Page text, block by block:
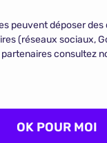
un professionnel
des experts est
parfaitement
votre argent.
souhaitez
n'êtes pas
de votre
sur internet des
peuvent déposer des
(réseaux sociaux,
consultez
OK POUR MOI